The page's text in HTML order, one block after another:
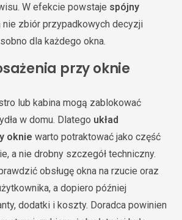
W efekcie powstaje spójny
nie zbiór przypadkowych decyzji
dla każdego okna.
przy oknie
lub kabina mogą zablokować
w domu. Dlatego układ
oknie warto potraktować jako część
a nie drobny szczegół techniczny.
obsługę okna na rzucie oraz
a dopiero później
dodatki i koszty. Doradca powinien